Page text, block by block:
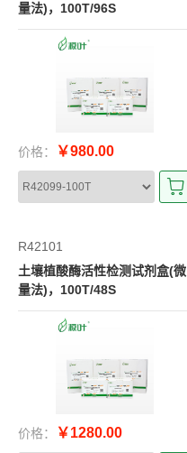
量法)，100T/96S
价格： ￥980.00
R42101
土壤植酸酶活性检测试剂盒(微
量法)，100T/48S
价格： ￥1280.00